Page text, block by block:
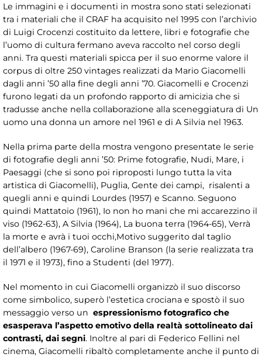
Le immagini e i documenti in mostra sono stati selezionati
tra i materiali che il CRAF ha acquisito nel 1995 con l’archivio
di Luigi Crocenzi costituito da lettere, libri e fotografie che
l’uomo di cultura fermano aveva raccolto nel corso degli
anni. Tra questi materiali spicca per il suo enorme valore il
corpus di oltre 250 vintages realizzati da Mario Giacomelli
dagli anni ’50 alla fine degli anni ’70. Giacomelli e Crocenzi
furono legati da un profondo rapporto di amicizia che si
tradusse anche nella collaborazione alla sceneggiatura di Un
uomo una donna un amore nel 1961 e di A Silvia nel 1963.
Nella prima parte della mostra vengono presentate le serie
di fotografie degli anni ’50: Prime fotografie, Nudi, Mare, i
Paesaggi (che si sono poi riproposti lungo tutta la vita
artistica di Giacomelli), Puglia, Gente dei campi, risalenti a
quegli anni e quindi Lourdes (1957) e Scanno. Seguono
quindi Mattatoio (1961), Io non ho mani che mi accarezzino il
viso (1962-63), A Silvia (1964), La buona terra (1964-65), Verrà
la morte e avrà i tuoi occhi,Motivo suggerito dal taglio
dell’albero (1967-69), Caroline Branson (la serie realizzata tra
il 1971 e il 1973), fino a Studenti (del 1977).
Nel momento in cui Giacomelli organizzò il suo discorso
come simbolico, superò l’estetica crociana e spostò il suo
messaggio verso un espressionismo fotografico che
esasperava l’aspetto emotivo della realtà sottolineato dai
contrasti, dai segni. Inoltre al pari di Federico Fellini nel
cinema, Giacomelli ribaltò completamente anche il punto di